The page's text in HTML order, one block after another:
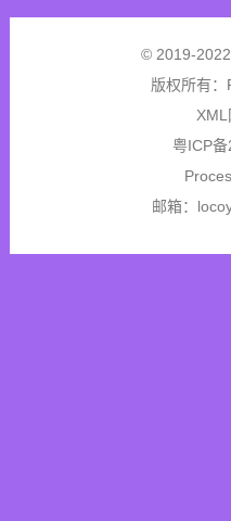
© 2019-
版权所有：
XML
粤ICP
邮箱：